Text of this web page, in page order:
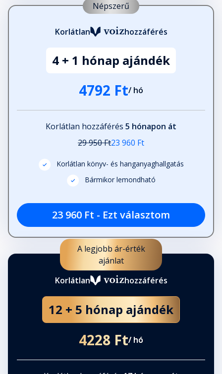
Népszerű
Korlátlan hozzáférés
4 + 1 hónap ajándék
4792 Ft/ hó
Korlátlan hozzáférés 5 hónapon át
29 950 Ft23 960 Ft
Korlátlan könyv- és hanganyaghallgatás
Bármikor lemondható
23 960 Ft - Ezt választom
A legjobb ár-érték
ajánlat
Korlátlan
hozzáférés
12 + 5 hónap ajándék
4228 Ft/ hó